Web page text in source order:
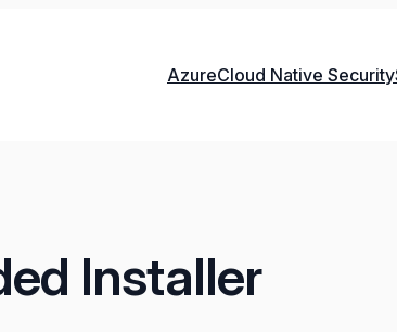
AzureCloud Native Security
Installer